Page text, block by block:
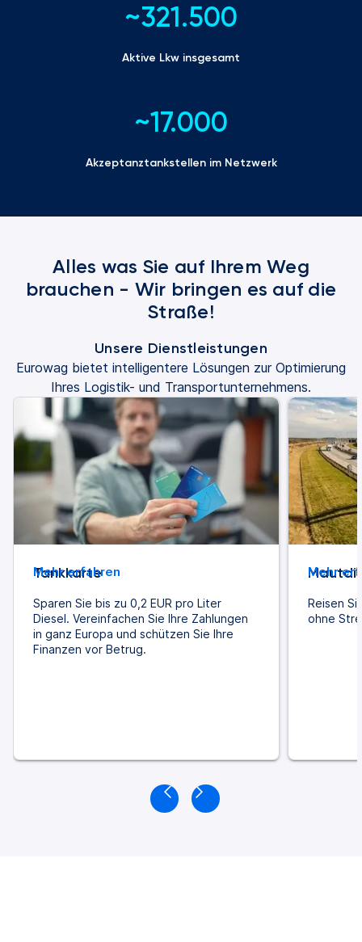
~321.500
Aktive Lkw insgesamt
~17.000
Akzeptanztankstellen im Netzwerk
Alles was Sie auf Ihrem Weg
brauchen - Wir bringen es auf die
Straße!
Unsere Dienstleistungen
Eurowag bietet intelligentere Lösungen zur Optimierung
Ihres Logistik- und Transportunternehmens.
Tankkarte
Sparen Sie bis zu 0,2 EUR pro Liter
Diesel. Vereinfachen Sie Ihre Zahlungen
in ganz Europa und schützen Sie Ihre
Finanzen vor Betrug.
Mehr erfahren
Reisen
ohne
Mehr